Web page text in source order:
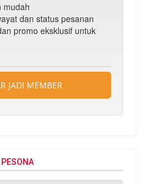
mudah
dan status pesanan
promo eksklusif untuk
JADI MEMBER